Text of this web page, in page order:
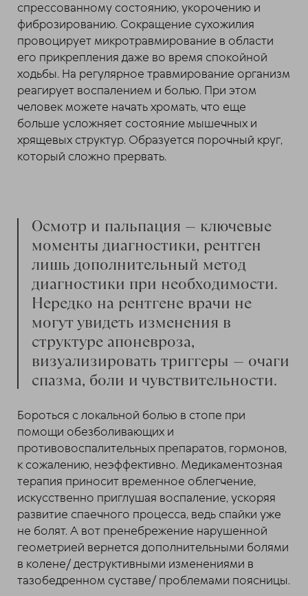
спрессованному состоянию, укорочению и
фиброзированию. Сокращение сухожилия
провоцирует микротравмирование в области
его прикрепления даже во время спокойной
ходьбы. На регулярное травмирование организм
реагирует воспалением и болью. При этом
человек можете начать хромать, что еще
больше усложняет состояние мышечных и
хрящевых структур. Образуется порочный круг,
который сложно прервать.
Осмотр и пальпация — ключевые
моменты диагностики, рентген
лишь дополнительный метод
диагностики при необходимости.
Нередко на рентгене врачи не
могут увидеть изменения в
структуре апоневроза,
визуализировать триггеры — очаги
спазма, боли и чувствительности.
Бороться с локальной болью в стопе при
помощи обезболивающих и
противовоспалительных препаратов, гормонов,
к сожалению, неэффективно. Медикаментозная
терапия приносит временное облегчение,
искусственно приглушая воспаление, ускоряя
развитие спаечного процесса, ведь спайки уже
не болят. А вот пренебрежение нарушенной
геометрией вернется дополнительными болями
в колене/ деструктивными изменениями в
тазобедренном суставе/ проблемами поясницы.